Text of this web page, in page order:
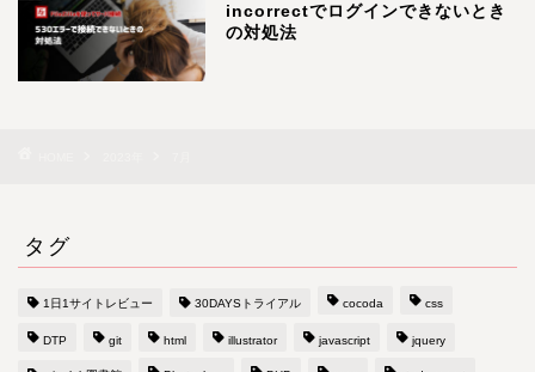
incorrectでログインできないとき
の対処法
タグ
1日1サイトレビュー 30DAYSトライアル cocoda css
DTP git html illustrator javascript jquery